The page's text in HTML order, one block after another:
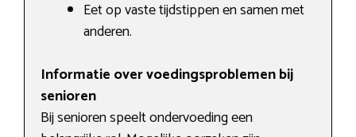
Eet op vaste tijdstippen en samen met
anderen.
Informatie over voedingsproblemen bij
senioren
Bij senioren speelt ondervoeding een